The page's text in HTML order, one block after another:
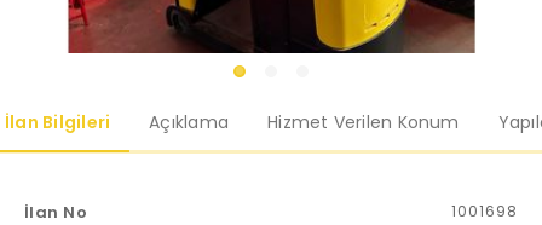
İlan Bilgileri Açıklama Hizmet Verilen Konum
İlan No 1001698